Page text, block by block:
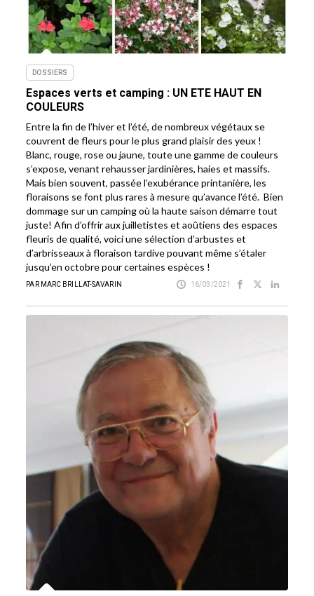
DOSSIERS
Espaces verts et camping : UN ETE HAUT EN
COULEURS
Entre la fin de l’hiver et l’été, de nombreux végétaux se
couvrent de fleurs pour le plus grand plaisir des yeux !
Blanc, rouge, rose ou jaune, toute une gamme de couleurs
s’expose, venant rehausser jardinières, haies et massifs.
Mais bien souvent, passée l’exubérance printanière, les
floraisons se font plus rares à mesure qu’avance l’été. Bien
dommage sur un camping où la haute saison démarre tout
juste! Afin d’offrir aux juilletistes et aoûtiens des espaces
fleuris de qualité, voici une sélection d’arbustes et
d’arbrisseaux à floraison tardive pouvant même s’étaler
jusqu’en octobre pour certaines espèces !
PAR MARC BRILLAT-SAVARIN 16/03/2021